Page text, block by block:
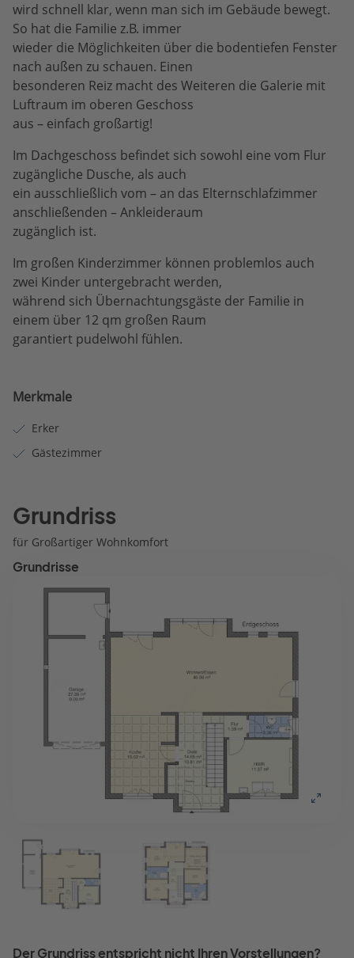
wird schnell klar, wenn man sich im Gebäude bewegt.
So hat die Familie z.B. immer
wieder die Möglichkeiten über die bodentiefen Fenster
nach außen zu schauen. Einen
besonderen Reiz macht des Weiteren die Galerie mit
Luftraum im oberen Geschoss
aus – einfach großartig!
Im Dachgeschoss befindet sich sowohl eine vom Flur
zugängliche Dusche, als auch
ein ausschließlich vom – an das Elternschlafzimmer
anschließenden – Ankleideraum
zugänglich ist.
Im großen Kinderzimmer können problemlos auch
zwei Kinder untergebracht werden,
während sich Übernachtungsgäste der Familie in
einem über 12 qm großen Raum
garantiert pudelwohl fühlen.
Merkmale
Erker
Gästezimmer
Grundriss
für Großartiger Wohnkomfort
Grundrisse
Der Grundriss entspricht nicht Ihren Vorstellungen?